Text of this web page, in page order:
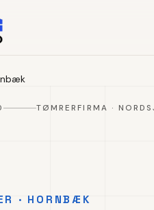
TØMRERFIRMA ·
· HORNBÆK